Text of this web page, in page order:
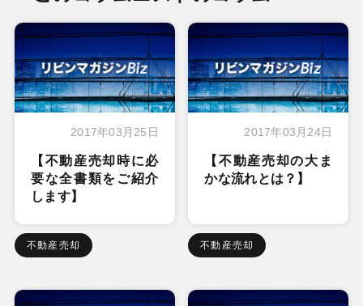
2017年03月25日
【不動産売却時に必
要な全書類をご紹介
します】
不動産売却
2017年03月24日
【不動産売却の大ま
かな流れとは？】
不動産売却